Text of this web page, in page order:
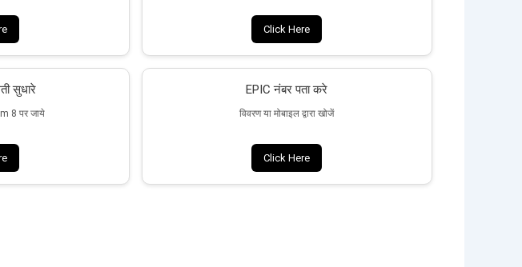
Click Here
सुधारे
8 पर जाये
EPIC नंबर पता करे
विवरण या मोबाइल द्वारा खोजें
Click Here